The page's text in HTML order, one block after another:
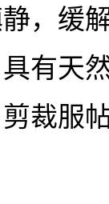
，缓
有天
裁服